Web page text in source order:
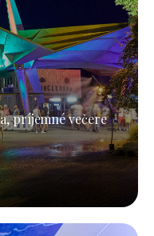
príjemné večere